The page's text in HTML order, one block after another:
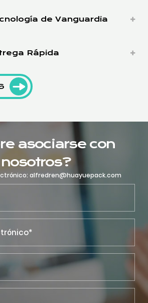
de Vanguardia
Rápida
asociarse con
nosotros?
alfredren@huayuepack.com